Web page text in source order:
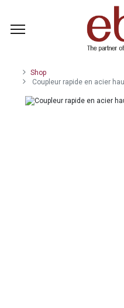
Shop
Coupleur rapide en acier